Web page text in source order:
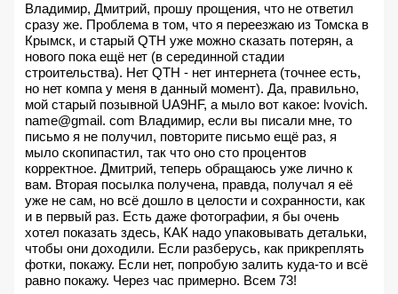
Владимир, Дмитрий, прошу прощения, что не ответил
сразу же. Проблема в том, что я переезжаю из Томска в
Крымск, и старый QTH уже можно сказать потерян, а
нового пока ещё нет (в серединной стадии
строительства). Нет QTH - нет интернета (точнее есть,
но нет компа у меня в данный момент). Да, правильно,
мой старый позывной UA9HF, а мыло вот какое: lvovich.
name@gmail. com Владимир, если вы писали мне, то
письмо я не получил, повторите письмо ещё раз, я
мыло скопипастил, так что оно сто процентов
корректное. Дмитрий, теперь обращаюсь уже лично к
вам. Вторая посылка получена, правда, получал я её
уже не сам, но всё дошло в целости и сохранности, как
и в первый раз. Есть даже фотографии, я бы очень
хотел показать здесь, КАК надо упаковывать детальки,
чтобы они доходили. Если разберусь, как прикреплять
фотки, покажу. Если нет, попробую залить куда-то и всё
равно покажу. Через час примерно. Всем 73!